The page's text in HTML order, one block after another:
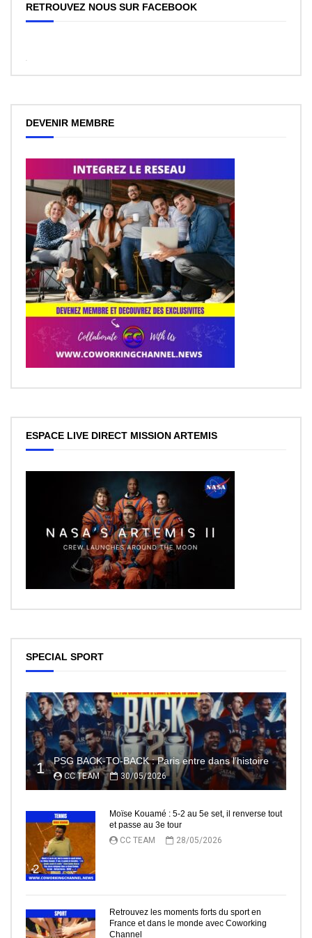
RETROUVEZ NOUS SUR FACEBOOK
WordPress
DEVENIR MEMBRE
ESPACE LIVE DIRECT MISSION ARTEMIS
SPECIAL SPORT
1 PSG BACK-TO-BACK : Paris entre dans l’histoire
CC TEAM 30/05/2026
2
Moïse Kouamé : 5-2 au 5e set, il renverse tout
et passe au 3e tour
CC TEAM
28/05/2026
Retrouvez les moments forts du sport en
France et dans le monde avec Coworking
Channel